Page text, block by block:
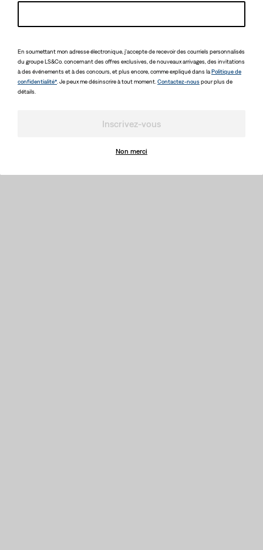
En soumettant mon adresse électronique, j'accepte de recevoir des courriels personnalisés
du groupe LS&Co. concernant des offres exclusives, de nouveaux arrivages, des invitations
à des événements et à des concours, et plus encore, comme expliqué dans laPolitique de
confidentialité* . Je peux me désinscrire à tout moment. Contactez-nouspour plus de
détails.
Inscrivez-vous
Non merci